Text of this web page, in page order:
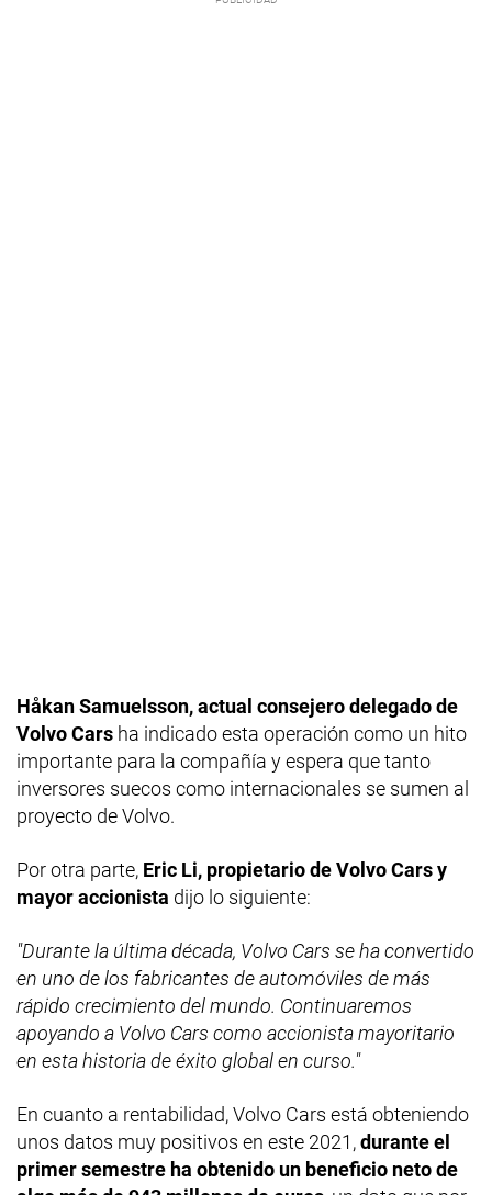
Håkan Samuelsson, actual consejero delegado de
Volvo Cars ha indicado esta operación como un hito
importante para la compañía y espera que tanto
inversores suecos como internacionales se sumen al
proyecto de Volvo.
Por otra parte, Eric Li, propietario de Volvo Cars y
mayor accionista dijo lo siguiente:
"Durante la última década, Volvo Cars se ha convertido
en uno de los fabricantes de automóviles de más
rápido crecimiento del mundo. Continuaremos
apoyando a Volvo Cars como accionista mayoritario
en esta historia de éxito global en curso."
En cuanto a rentabilidad, Volvo Cars está obteniendo
unos datos muy positivos en este 2021,durante el
primer semestre ha obtenido un beneficio neto de